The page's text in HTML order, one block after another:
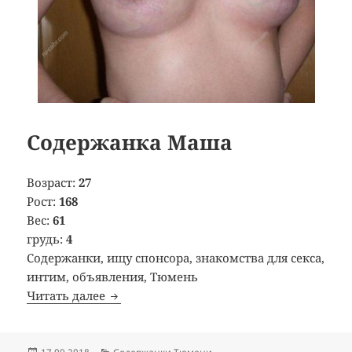
Содержанка Маша
Возраст:27
Рост:168
Вес:61
грудь:4
Содержанки, ищу спонсора, знакомства для секса,
интим, объявления, Тюмень
Читать далее Содержанка Маша